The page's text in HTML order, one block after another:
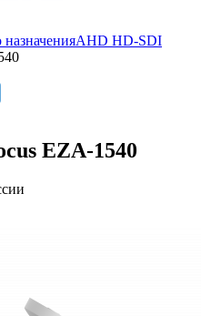
AHD HD-SDI
EZA-1540